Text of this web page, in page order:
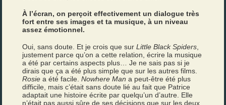
À l’écran, on perçoit effectivement un dialogue très
fort entre ses images et ta musique, à un niveau
assez émotionnel.
Oui, sans doute. Et je crois que surLittle Black Spiders,
justement parce qu’on a cette relation, écrire la musique
a été par certains aspects plus… Je ne sais pas si je
dirais que ça a été plus simple que sur les autres films.
Rosie a été facile.Nowhere Man a peut-être été plus
difficile, mais c’était sans doute lié au fait que Patrice
adaptait une histoire écrite par quelqu’un d’autre. Elle
n’était pas aussi sûre de ses décisions que sur les deux